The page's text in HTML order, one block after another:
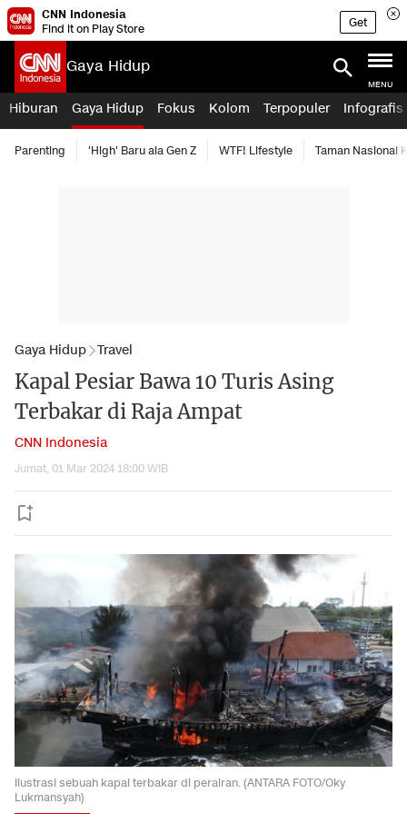
CNN Indonesia
Find it on Play Store
Get
Gaya Hidup
MENU
Hiburan Gaya Hidup Fokus Kolom Terpopuler Infografis
Parenting 'High' Baru ala Gen Z WTF! Lifestyle Taman Nasional
Gaya Hidup Travel
Kapal Pesiar Bawa 10 Turis Asing
Terbakar di Raja Ampat
CNN Indonesia
Jumat, 01 Mar 2024 18:00 WIB
Ilustrasi sebuah kapal terbakar di perairan. (ANTARA FOTO/Oky
Lukmansyah)